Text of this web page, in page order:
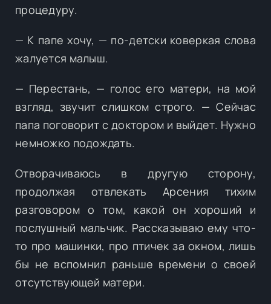
процедуру.
— К папе хочу, — по-детски коверкая слова
жалуется малыш.
— Перестань, — голос его матери, на мой
взгляд, звучит слишком строго. — Сейчас
папа поговорит с доктором и выйдет. Нужно
немножко подождать.
Отворачиваюсь в другую сторону,
продолжая отвлекать Арсения тихим
разговором о том, какой он хороший и
послушный мальчик. Рассказываю ему что-
то про машинки, про птичек за окном, лишь
бы не вспомнил раньше времени о своей
отсутствующей матери.